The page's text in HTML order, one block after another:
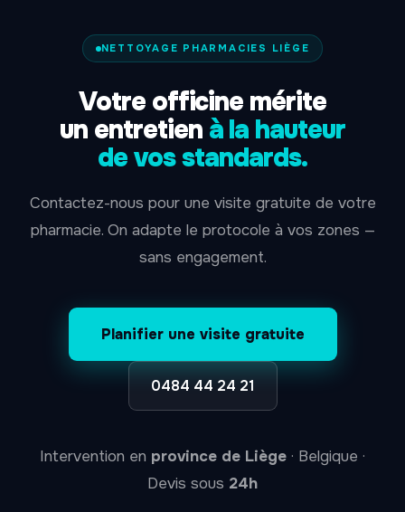
NETTOYAGE PHARMACIES LIÈGE
Votre officine mérite
un entretien à la hauteur
de vos standards.
Contactez-nous pour une visite gratuite de votre
pharmacie. On adapte le protocole à vos zones —
sans engagement.
Planifier une visite gratuite
0484 44 24 21
Intervention en province de Liège · Belgique ·
Devis sous 24h